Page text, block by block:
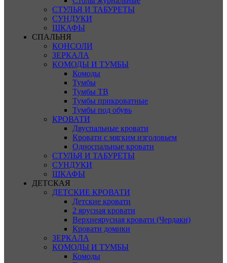
СТУЛЬЯ И ТАБУРЕТЫ
СУНДУКИ
ШКАФЫ
СПАЛЬНЯ
КОНСОЛИ
ЗЕРКАЛА
КОМОДЫ И ТУМБЫ
Комоды
Тумбы
Тумбы ТВ
Тумбы прикроватные
Тумбы под обувь
КРОВАТИ
Двуспальные кровати
Кровати с мягким изголовьем
Односпальные кровати
СТУЛЬЯ И ТАБУРЕТЫ
СУНДУКИ
ШКАФЫ
ДЕТСКАЯ
ДЕТСКИЕ КРОВАТИ
Детские кровати
2 ярусная кровати
Верхнеярусная кровати (Чердаки)
Кровати домики
ЗЕРКАЛА
КОМОДЫ И ТУМБЫ
Комоды